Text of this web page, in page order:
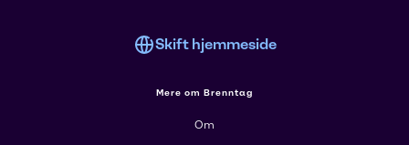
Skift hjemmeside
Mere om Brenntag
Om